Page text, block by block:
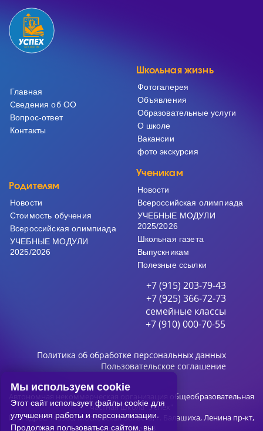
Мы используем cookie
Этот сайт использует файлы cookie для
улучшения работы и персонализации.
Продолжая пользоваться сайтом, вы
Главная
Сведения об ОО
Вопрос-ответ
Контакты
Школьная жизнь
Фотогалерея
Объявления
Образовательные услуги
О школе
Вакансии
фото экскурсия
Родителям
Новости
Cтоимость обучения
Всероссийская олимпиада
УЧЕБНЫЕ МОДУЛИ
2025/2026
Ученикам
Новости
Всероссийская олимпиада
УЧЕБНЫЕ МОДУЛИ
2025/2026
Школьная газета
Выпускникам
Полезные ссылки
+7 (915) 203-79-43
+7 (925) 366-72-73
семейные классы
+7 (910) 000-70-55
Политика об обработке персональных данных
Пользовательское соглашение
Автономная некоммерческая организация общеобразовательная
частная школа "Успех"
Юр. адрес: 143900, Московская область, г. Балашиха, Ленина пр-кт,
д. 75, офис 33